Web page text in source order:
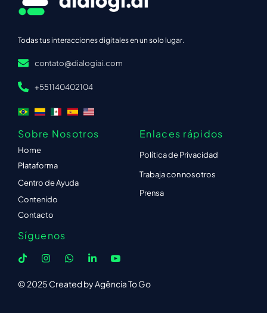
Todas tus interacciones digitales en un solo lugar.
contato@dialogiai.com
+551140402104
Sobre Nosotros
Home
Plataforma
Centro de Ayuda
Contenido
Contacto
Enlaces rápidos
Política de Privacidad
Trabaja con nosotros
Prensa
Síguenos
© 2025 Created by Agência To Go